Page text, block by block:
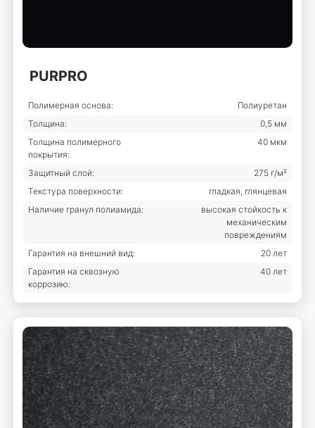
PURPRO
Полимерная основа:
Полиуретан
Толщина:
0,5 мм
Толщина полимерного
покрытия:
40 мкм
Защитный слой:
275 г/м²
Текстура поверхности:
гладкая, глянцевая
Наличие гранул полиамида:
высокая стойкость к
механическим
повреждениям
Гарантия на внешний вид:
20 лет
Гарантия на сквозную
коррозию:
40 лет